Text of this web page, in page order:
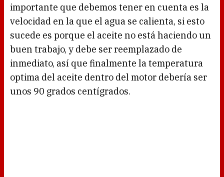
importante que debemos tener en cuenta es la
velocidad en la que el agua se calienta, si esto
sucede es porque el aceite no está haciendo un
buen trabajo, y debe ser reemplazado de
inmediato, así que finalmente la temperatura
optima del aceite dentro del motor debería ser
unos 90 grados centígrados.